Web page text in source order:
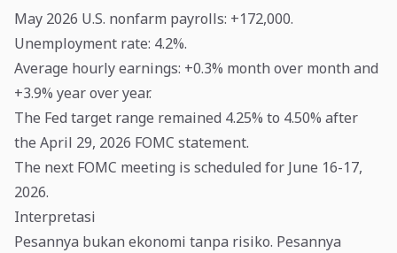
May 2026 U.S. nonfarm payrolls: +172,000.
Unemployment rate: 4.2%.
Average hourly earnings: +0.3% month over month and
+3.9% year over year.
The Fed target range remained 4.25% to 4.50% after
the April 29, 2026 FOMC statement.
The next FOMC meeting is scheduled for June 16-17,
2026.
Interpretasi
Pesannya bukan ekonomi tanpa risiko. Pesannya